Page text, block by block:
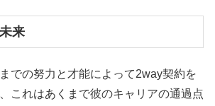
来
での努力と才能によって2way契約を
これはあくまで彼のキャリアの通過点